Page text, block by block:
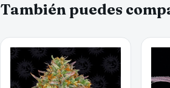
También puedes